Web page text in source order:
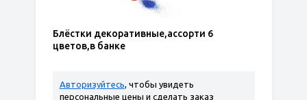
Блёстки декоративные,ассорти 6
цветов,в банке
Авторизуйтесь, чтобы увидеть
персональные цены и сделать заказ